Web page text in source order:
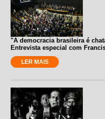
"A democracia brasileira é
Entrevista especial com
LER MAIS